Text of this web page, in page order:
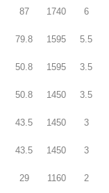
87 1740 6
79.8 1595 5.5
50.8 1595 3.5
50.8 1450 3.5
43.5 1450 3
43.5 1450 3
29 1160 2